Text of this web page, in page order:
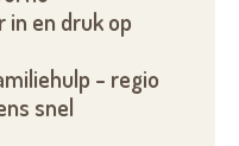
en druk op
- regio
snel